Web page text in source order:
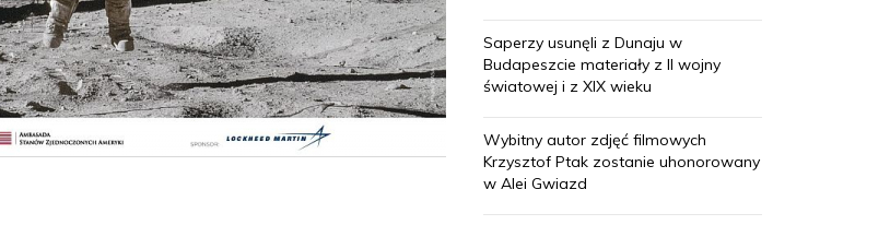
Saperzy usunęli z Dunaju w
Budapeszcie materiały z II wojny
światowej i z XIX wieku
Wybitny autor zdjęć filmowych
Krzysztof Ptak zostanie uhonorowany
w Alei Gwiazd